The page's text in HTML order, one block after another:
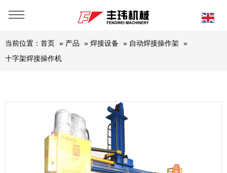
当前位置： 首页 » 产品 » 焊接设备 » 自动焊接操作架
»
十字架焊接操作机